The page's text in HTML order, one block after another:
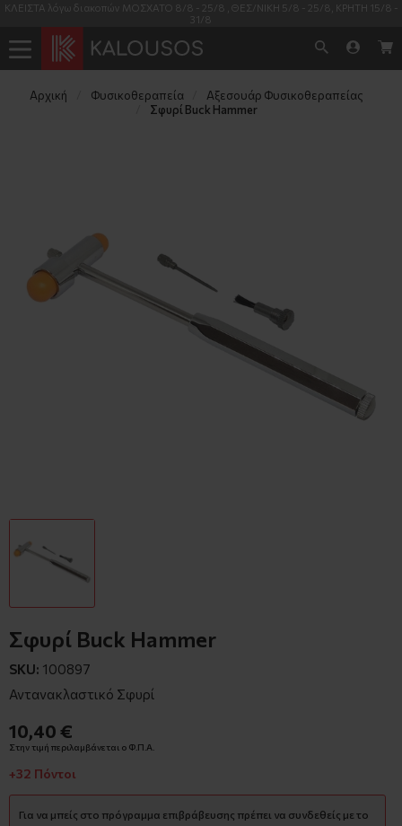
ΚΛΕΙΣΤΑ λόγω διακοπών ΜΟΣΧΑΤΟ 8/8 - 25/8 , ΘΕΣ/ΝΙΚΗ 5/8 - 25/8, ΚΡΗΤΗ 15/8 -
31/8
Αρχική Φυσικοθεραπεία
Αξεσουάρ Φυσικοθεραπείας
Σφυρί Buck Hammer
Σφυρί Buck Hammer
SKU: 100897
Αντανακλαστικό Σφυρί
10,40 €
Στην τιμή περιλαμβάνεται ο Φ.Π.Α.
+32 Πόντοι
Για να μπείς στο πρόγραμμα επιβράβευσης πρέπει να συνδεθείς με το